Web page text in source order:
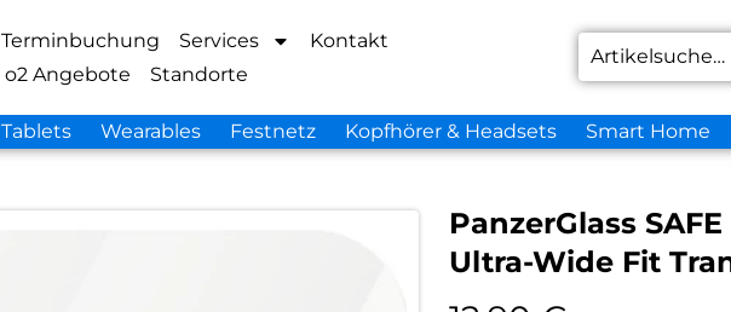
Terminbuchung Services
Kontakt
o2 Angebote Standorte
Tablets Wearables Festnetz Kopfhörer & Headsets Smart Home
PanzerGlass
Ultra-Wide Fit